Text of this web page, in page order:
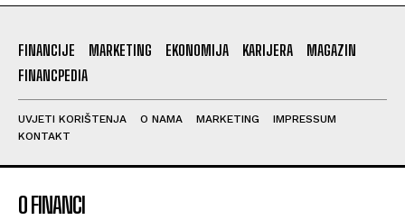
FINANCIJE MARKETING EKONOMIJA KARIJERA
MAGAZIN
FINANCPEDIA
UVJETI KORIŠTENJA O NAMA MARKETING
IMPRESSUM
KONTAKT
O FINANCI